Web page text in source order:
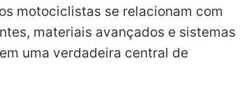
motociclistas se relacionam com
materiais avançados e sistemas
uma verdadeira central de